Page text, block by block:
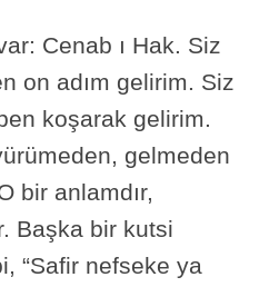
Cenab ı Hak. Siz
on adım gelirim. Siz
koşarak gelirim.
gelmeden
bir anlamdır,
Başka bir kutsi
“Safir nefseke ya